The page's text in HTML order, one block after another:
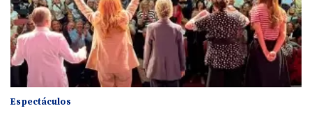
Espectáculos